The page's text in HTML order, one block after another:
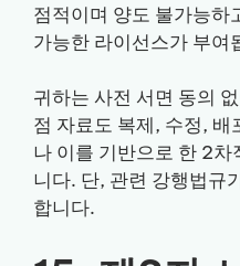
점적이며 양도 불가능하
가능한 라이선스가 부여
귀하는 사전 서면 동의
점 자료도 복제, 수정,
나 이를 기반으로 한 2
니다. 단, 관련 강행법규
합니다.